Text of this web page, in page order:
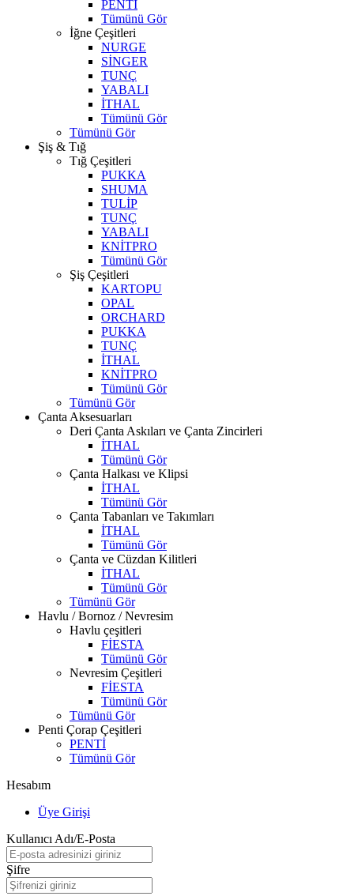
PENTİ
Tümünü Gör
İğne Çeşitleri
NURGE
SİNGER
TUNÇ
YABALI
İTHAL
Tümünü Gör
Tümünü Gör
Şiş & Tığ
Tığ Çeşitleri
PUKKA
SHUMA
TULİP
TUNÇ
YABALI
KNİTPRO
Tümünü Gör
Şiş Çeşitleri
KARTOPU
OPAL
ORCHARD
PUKKA
TUNÇ
İTHAL
KNİTPRO
Tümünü Gör
Tümünü Gör
Çanta Aksesuarları
Deri Çanta Askıları ve Çanta Zincirleri
İTHAL
Tümünü Gör
Çanta Halkası ve Klipsi
İTHAL
Tümünü Gör
Çanta Tabanları ve Takımları
İTHAL
Tümünü Gör
Çanta ve Cüzdan Kilitleri
İTHAL
Tümünü Gör
Tümünü Gör
Havlu / Bornoz / Nevresim
Havlu çeşitleri
FİESTA
Tümünü Gör
Nevresim Çeşitleri
FİESTA
Tümünü Gör
Tümünü Gör
Penti Çorap Çeşitleri
PENTİ
Tümünü Gör
Hesabım
Üye Girişi
Kullanıcı Adı/E-Posta
Şifre